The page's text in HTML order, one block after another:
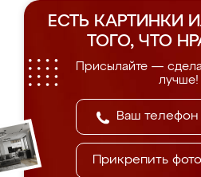
ЕСТЬ КАРТИНКИ
ТОГО, ЧТО
Присылайте —
лучше!
Прикрепить фото